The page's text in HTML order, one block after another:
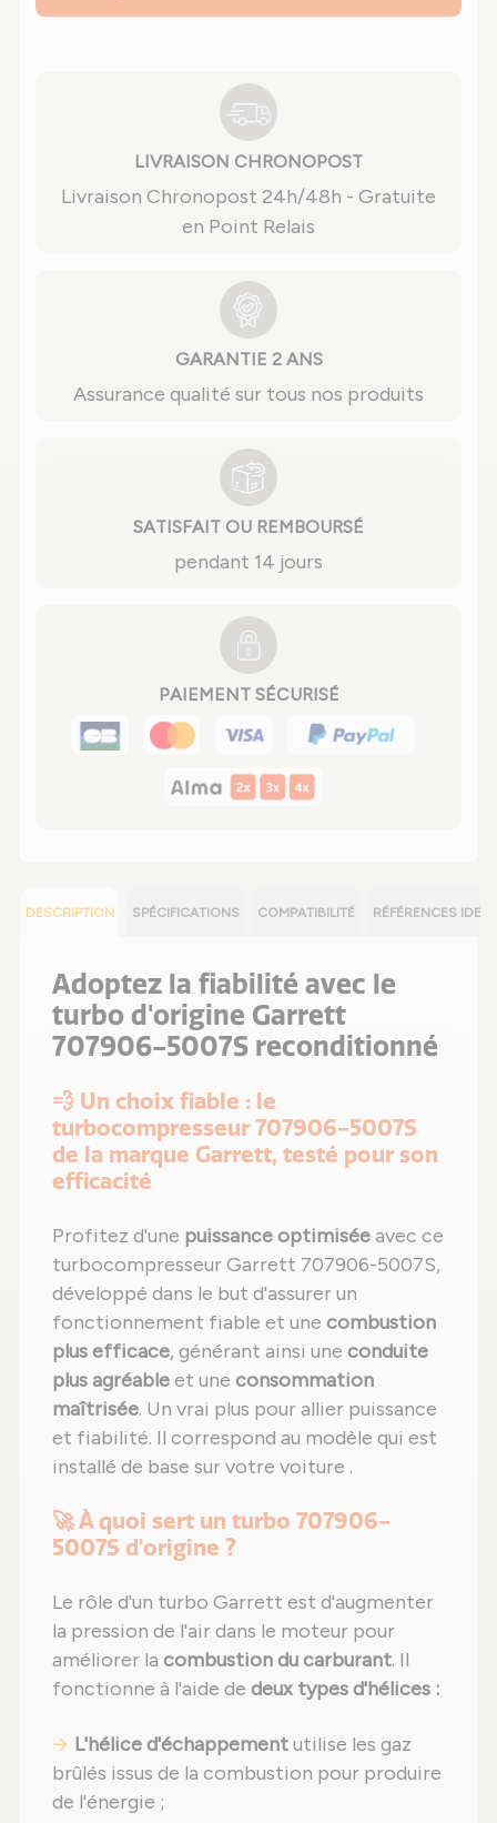
LIVRAISON CHRONOPOST
Livraison Chronopost 24h/48h - Gratuite
en Point Relais
GARANTIE 2 ANS
Assurance qualité sur tous nos produits
SATISFAIT OU REMBOURSÉ
pendant 14 jours
PAIEMENT SÉCURISÉ
DESCRIPTION SPÉCIFICATIONS COMPATIBILITÉ RÉFÉRENCES
Adoptez la fiabilité avec le
turbo d'origine Garrett
707906-5007S reconditionné
💨 Un choix fiable : le
turbocompresseur 707906-5007S
de la marque Garrett, testé pour son
efficacité
Profitez d'une puissance optimiséeavec ce
turbocompresseur Garrett 707906-5007S,
développé dans le but d'assurer un
fonctionnement fiable et une combustion
plus efficace, générant ainsi une conduite
plus agréableet une consommation
maîtrisée. Un vrai plus pour allier puissance
et fiabilité. Il correspond au modèle qui est
installé de base sur votre voiture .
🚀 À quoi sert un turbo 707906-
5007S d'origine ?
Le rôle d'un turbo Garrett est d'augmenter
la pression de l'air dans le moteur pour
améliorer la combustion du carburant. Il
fonctionne à l'aide de deux types d'hélices :
L'hélice d'échappementutilise les gaz
brûlés issus de la combustion pour produire
de l'énergie ;